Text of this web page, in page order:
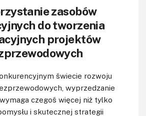
zasobów
do tworzenia
projektów
świecie rozwoju
wyprzedzanie
czegoś więcej niż tylko
i skutecznej strategii